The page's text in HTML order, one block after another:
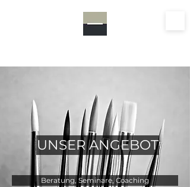
UNSER ANGEBOT
Beratung, Seminare, Coaching